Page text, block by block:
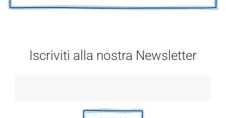
Iscriviti alla nostra Newsletter